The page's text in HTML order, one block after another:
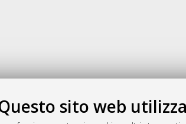
sito web
Gestione del documento: